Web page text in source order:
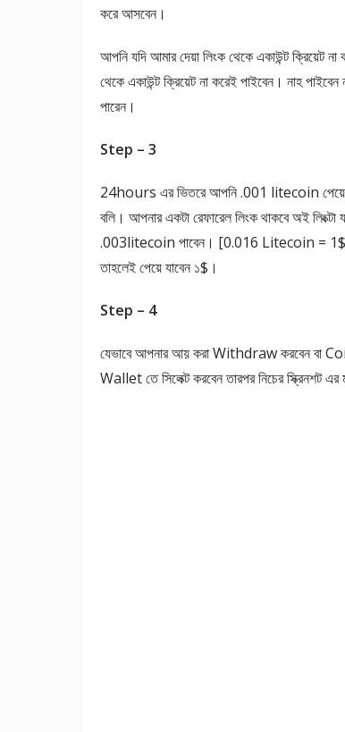
করে আসবেন।
আপনি যদি আমার দেয়া লিংক থেকে একাউন্ট
থেকে একাউন্ট ক্রিয়েট না করেই পাইবেন। নাহ
পারেন।
Step – 3
24hours এর ভিতরে আপনি .001 litecoin পেয়ে
বলি। আপনার একটা রেফারেল লিংক থাকবে অই
.003litecoin পাবেন। [0.016 Litecoin = 1$]
তাহলেই পেয়ে যাবেন ১$।
Step – 4
যেভাবে আপনার আয় করা Withdraw করবেন বা
Wallet তে সিলেক্ট করবেন তারপর নিচের